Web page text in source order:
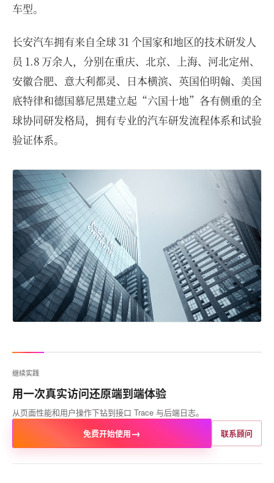
车型。
长安汽车拥有来自全球 31 个国家和地区的技术研发人
员 1.8 万余人，分别在重庆、北京、上海、河北定州、
安徽合肥、意大利都灵、日本横滨、英国伯明翰、美国
底特律和德国慕尼黑建立起“六国十地”各有侧重的全
球协同研发格局，拥有专业的汽车研发流程体系和试验
验证体系。
继续实践
用一次真实访问还原端到端体验
从页面性能和用户操作下钻到接口 Trace 与后端日志。
免费开始使用→ 联系顾问